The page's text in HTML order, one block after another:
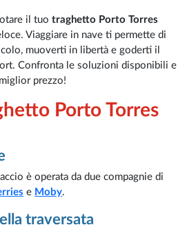
il tuotraghetto Porto Torres
Viaggiare in nave ti permette di
muoverti in libertà e goderti il
Confronta le soluzioni disponibili e
prezzo!
Porto Torres
è operata da due compagnie di
e Moby.
traversata